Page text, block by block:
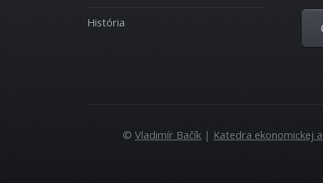
História
©Vladimír Bačík | Katedra ekonomickej